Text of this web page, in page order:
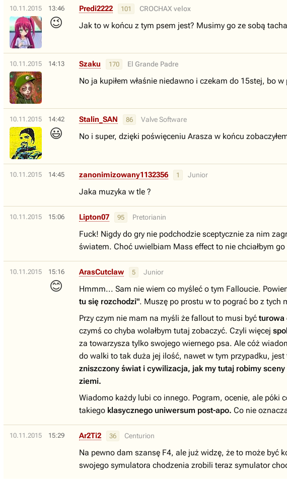
10.11.2015 13:46
😉
Predi2222 101 CROCHAX velox
Jak to w końcu z tym psem jest? Musimy go ze sobą
10.11.2015 14:13 Szaku 170 El Grande Padre
No ja kupiłem właśnie niedawno i czekam do 15stej, bo w
10.11.2015 14:42
😃
Stalin_SAN 86 Valve Software
No i super, dzięki poświęceniu Arasza w końcu
10.11.2015 14:45 zanonimizowany1132356 1 Junior
Jaka muzyka w tle ?
10.11.2015 15:06 Lipton07 95 Pretorianin
Fuck! Nigdy do gry nie podchodzie sceptycznie za nim
światem. Choć uwielbiam Mass effect to nie chciałbym
10.11.2015 15:16
😊
ArasCutclaw 5 Junior
Hmmm... Sam nie wiem co myśleć o tym Falloucie.
tu się rozchodzi". Muszę po prostu w to pograć bo z tych
Przy czym nie mam na myśli że fallout to musi być turowa
czymś co chyba wolałbym tutaj zobaczyć. Czyli więcej
za towarzysza tylko swojego wiernego psa. Ale cóż
do walki to tak duża jej ilość, nawet w tym przypadku,
zniszczony świat i cywilizacja, jak my tutaj robimy
ziemi.
Wiadomo każdy lubi co innego. Pogram, ocenie, ale póki
takiego klasycznego uniwersum post-apo. Co nie
10.11.2015 15:29 Ar2Ti2 36 Centurion
Na pewno dam szansę F4, ale już widzę, że to może być
swojego symulatora chodzenia zrobili teraz symulator